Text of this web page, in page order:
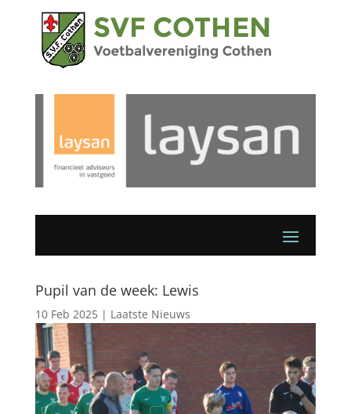
Pupil van de week: Lewis
10 Feb 2025| Laatste Nieuws